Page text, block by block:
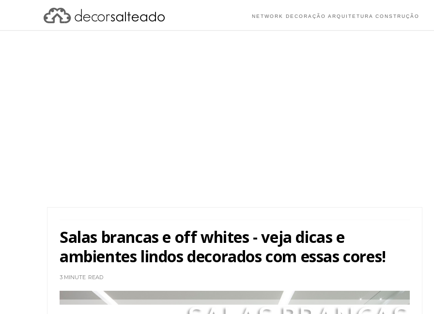
NETWORK DECORAÇÃO ARQUITETURA CONSTRUÇÃO
Salas brancas e off whites - veja dicas e
ambientes lindos decorados com essas cores!
3 MINUTE READ